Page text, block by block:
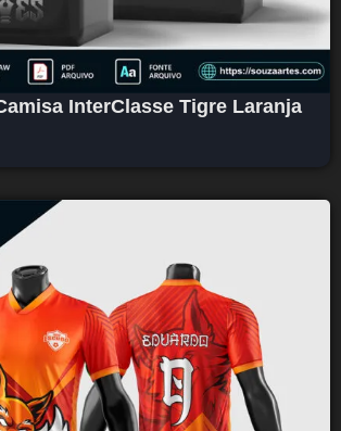
InterClasse Tigre Laranja